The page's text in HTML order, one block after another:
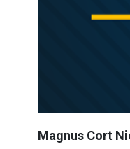
Magnus Cort